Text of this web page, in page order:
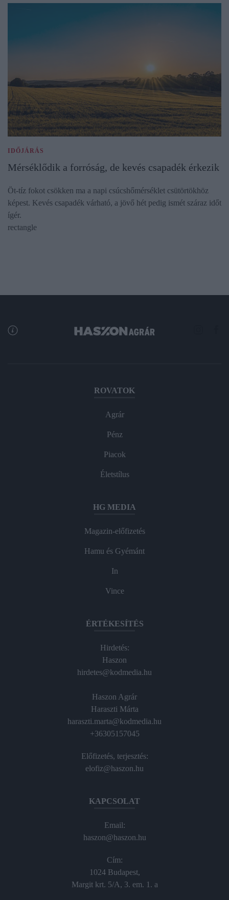
IDŐJÁRÁS
Mérséklődik a forróság, de kevés csapadék érkezik
Öt-tíz fokot csökken ma a napi csúcshőmérséklet csütörtökhöz
képest. Kevés csapadék várható, a jövő hét pedig ismét száraz időt
ígér.
rectangle
ROVATOK
Agrár
Pénz
Piacok
Életstílus
HG MEDIA
Magazin-előfizetés
Hamu és Gyémánt
In
Vince
ÉRTÉKESÍTÉS
Hirdetés:
Haszon
hirdetes@kodmedia.hu
Haszon Agrár
Haraszti Márta
haraszti.marta@kodmedia.hu
+36305157045
Előfizetés, terjesztés:
elofiz@haszon.hu
KAPCSOLAT
Email:
haszon@haszon.hu
Cím:
1024 Budapest,
Margit krt. 5/A, 3. em. 1. a